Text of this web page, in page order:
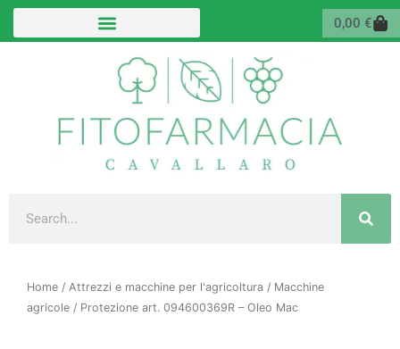
Vai
0,00 €
Home / Attrezzi e macchine per l'agricoltura / Macchine
agricole / Protezione art. 094600369R – Oleo Mac